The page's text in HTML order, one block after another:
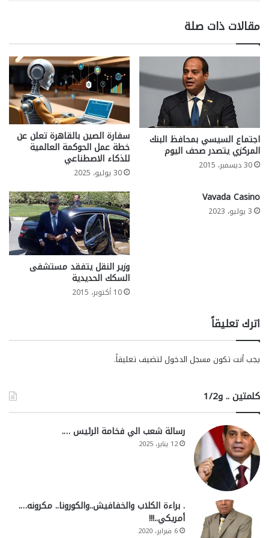
مقالات ذات صلة
اجتماع السيسي بمحافظ البنك
المركزي يتصدر صحف اليوم
30 ديسمبر، 2015
سفارة الصين بالقاهرة تعلن عن
خطة عمل الحوكمة العالمية
للذكاء الاصطناعي
30 يوليو، 2025
Vavada Casino
3 يوليو، 2023
وزير النقل يتفقد مستشفى
السكك الحديدية
10 أكتوبر، 2015
اترك تعليقاً
يجب أنت تكون مسجل الدخول لتضيف تعليقاً.
كلمتين .. و1/2
رسالة شعب الي فخامة الرئيس ….
12 يناير، 2025
. براءة الكلاب والخفافيش..والكورونا.. مكرونه….
أمريكي..!!!
6 فبراير، 2020